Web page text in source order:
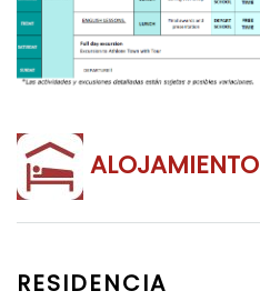
ALOJAMIENTO
RESIDENCIA